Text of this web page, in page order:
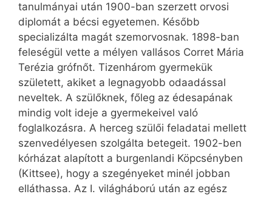
tanulmányai után 1900-ban szerzett orvosi
diplomát a bécsi egyetemen. Később
specializálta magát szemorvosnak. 1898-ban
feleségül vette a mélyen vallásos Corret Mária
Terézia grófnőt. Tizenhárom gyermekük
született, akiket a legnagyobb odaadással
neveltek. A szülőknek, főleg az édesapának
mindig volt ideje a gyermekeivel való
foglalkozásra. A herceg szülői feladatai mellett
szenvedélyesen szolgálta betegeit. 1902-ben
kórházat alapított a burgenlandi Köpcsényben
(Kittsee), hogy a szegényeket minél jobban
elláthassa. Az I. világháború után az egész